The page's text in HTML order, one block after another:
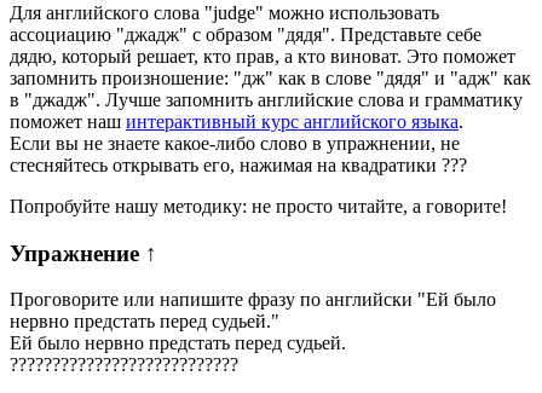
Для английского слова "judge" можно использовать
ассоциацию "джадж" с образом "дядя". Представьте себе
дядю, который решает, кто прав, а кто виноват. Это поможет
запомнить произношение: "дж" как в слове "дядя" и "адж" как
в "джадж". Лучше запомнить английские слова и грамматику
поможет наш интерактивный курс английского языка.
Если вы не знаете какое-либо слово в упражнении, не
стесняйтесь открывать его, нажимая на квадратики ???
Попробуйте нашу методику: не просто читайте, а говорите!
Упражнение ↑
Проговорите или напишите фразу по английски "Ей было
нервно предстать перед судьей."
Ей было нервно предстать перед судьей.
???????????????????????????